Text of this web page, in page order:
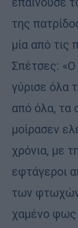
της
μία από τις
Σπέτσες:
γύρισε όλα
από όλα, τα
μοίρασεν
χρόνια, με
εφτάγεροι
των φτωχών
χαμένο φως